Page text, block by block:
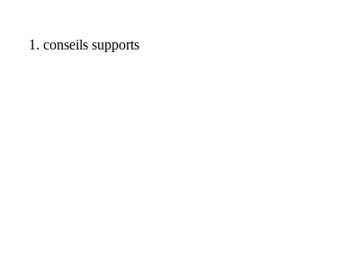
conseils supports